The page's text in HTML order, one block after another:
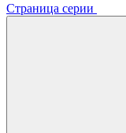
Страница серии